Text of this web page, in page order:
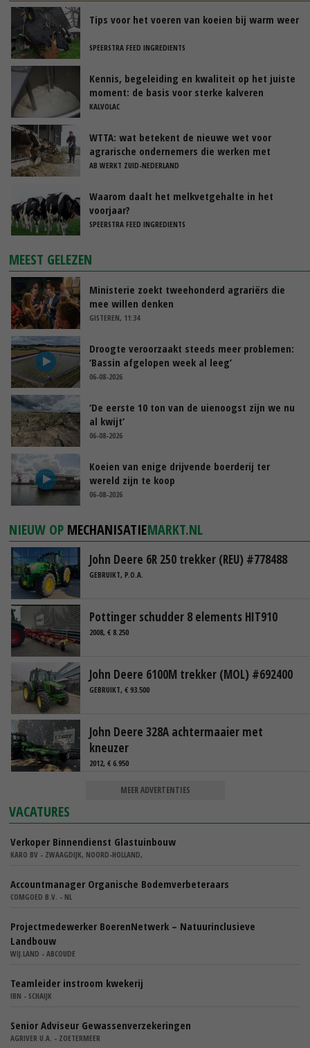
Tips voor het voeren van koeien bij warm weer
SPEERSTRA FEED INGREDIENTS
Kennis, begeleiding en kwaliteit op het juiste
moment: de basis voor sterke kalveren
KALVOLAC
WTTA: wat betekent de nieuwe wet voor
agrarische ondernemers die werken met
uitzendkrachten?
AB WERKT ZUID-NEDERLAND
Waarom daalt het melkvetgehalte in het
voorjaar?
SPEERSTRA FEED INGREDIENTS
MEEST GELEZEN
Ministerie zoekt tweehonderd agrariërs die
mee willen denken
GISTEREN, 11:34
Droogte veroorzaakt steeds meer problemen:
‘Bassin afgelopen week al leeg’
06-08-2026
‘De eerste 10 ton van de uienoogst zijn we nu
al kwijt’
06-08-2026
Koeien van enige drijvende boerderij ter
wereld zijn te koop
06-08-2026
NIEUW OP MECHANISATIEMARKT.NL
John Deere 6R 250 trekker (REU) #778488
GEBRUIKT, P.O.A.
Pottinger schudder 8 elements HIT910
2008, € 8.250
John Deere 6100M trekker (MOL) #692400
GEBRUIKT, € 93.500
John Deere 328A achtermaaier met
kneuzer
2012, € 6.950
MEER ADVERTENTIES
VACATURES
Verkoper Binnendienst Glastuinbouw
KARO BV - ZWAAGDIJK, NOORD-HOLLAND,
Accountmanager Organische Bodemverbeteraars
COMGOED B.V. - NL
Projectmedewerker BoerenNetwerk – Natuurinclusieve
Landbouw
WIJ.LAND - ABCOUDE
Teamleider instroom kwekerij
IBN - SCHAIJK
Senior Adviseur Gewassenverzekeringen
AGRIVER U.A. - ZOETERMEER